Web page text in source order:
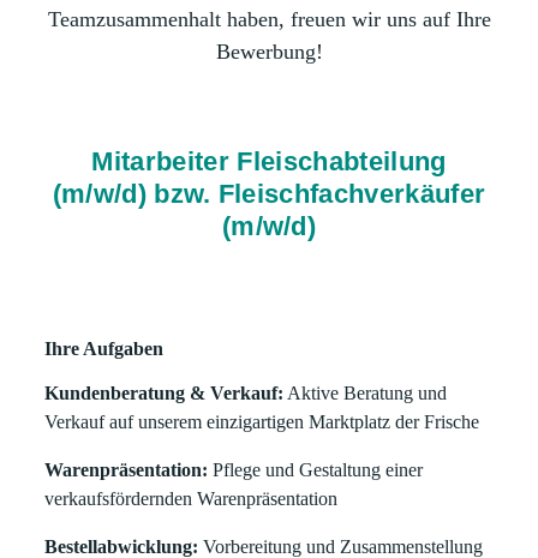
Teamzusammenhalt haben, freuen wir uns auf Ihre
Bewerbung!
Mitarbeiter Fleischabteilung
(m/w/d) bzw. Fleischfachverkäufer
(m/w/d)
Ihre Aufgaben
Kundenberatung & Verkauf: Aktive Beratung und
Verkauf auf unserem einzigartigen Marktplatz der Frische
Warenpräsentation: Pflege und Gestaltung einer
verkaufsfördernden Warenpräsentation
Bestellabwicklung: Vorbereitung und Zusammenstellung